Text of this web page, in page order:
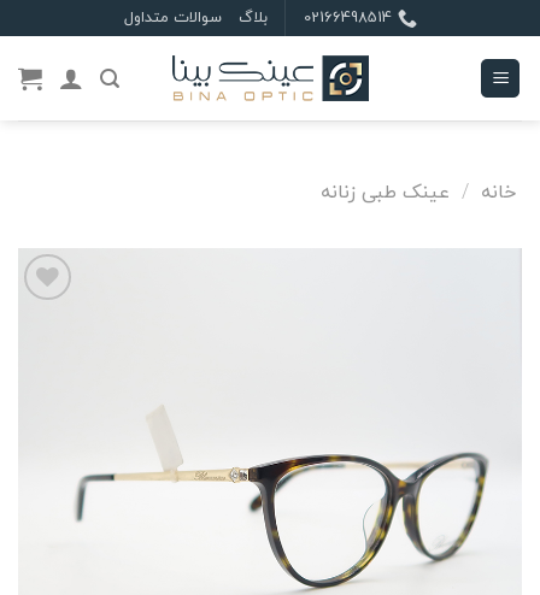
to
content
02166498514 بلاگ سوالات متداول
خانه / عینک طبی زنانه